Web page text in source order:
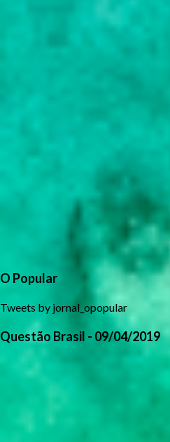
O Popular
Tweets by jornal_opopular
Questão Brasil - 09/04/2019